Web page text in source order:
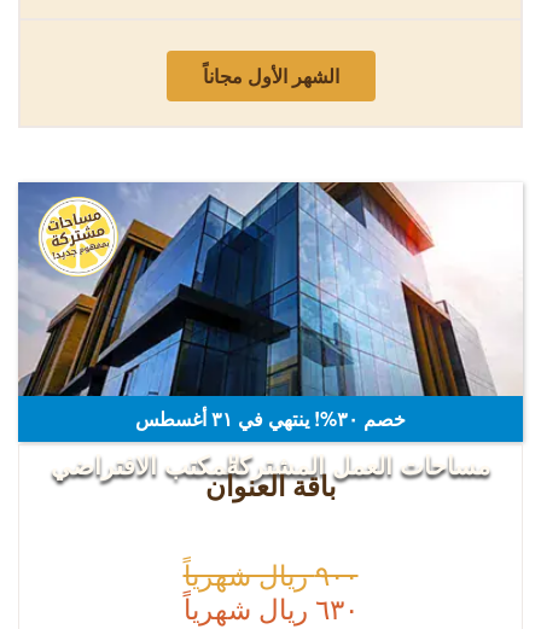
ليسن فالي
المكتب الافتراضيمساحات العمل المشتركة
الشهر الأول مجاناً
خصم ٣٠%! ينتهي في ٣۱ أغسطس
باقة العنوان
٩٠٠ ريال شهرياً
٦٣٠ ريال شهرياً